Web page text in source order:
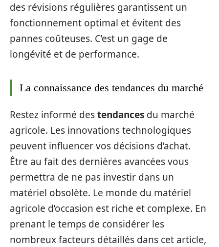
des révisions régulières garantissent un
fonctionnement optimal et évitent des
pannes coûteuses. C’est un gage de
longévité et de performance.
La connaissance des tendances du marché
Restez informé destendances du marché
agricole. Les innovations technologiques
peuvent influencer vos décisions d’achat.
Être au fait des dernières avancées vous
permettra de ne pas investir dans un
matériel obsolète. Le monde du matériel
agricole d’occasion est riche et complexe. En
prenant le temps de considérer les
nombreux facteurs détaillés dans cet article,